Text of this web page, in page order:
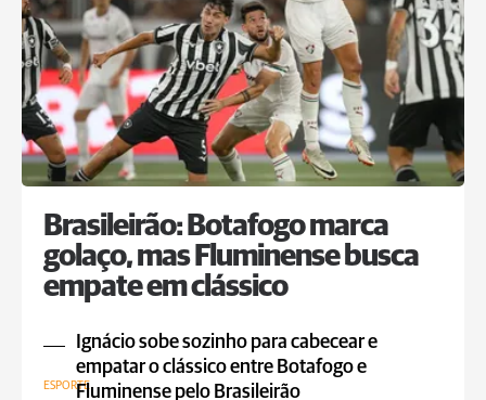
Brasileirão: Botafogo marca
golaço, mas Fluminense busca
empate em clássico
Ignácio sobe sozinho para cabecear e
empatar o clássico entre Botafogo e
Fluminense pelo Brasileirão
ESPORTE